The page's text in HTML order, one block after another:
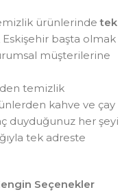
ürünlerindetek
Eskişehir başta olmak
müşterilerine
temizlik
kahve ve çay
duyduğunuz her şeyi
tek adreste
Seçenekler